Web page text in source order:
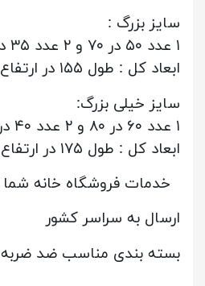
سایز بزرگ :
۱ عدد ۵۰ در ۷۰ و ۲ عدد ۳۵ در ۵۰
ابعاد کل : طول ۱۵۵ در ارتفاع ۵۳ سانت
سایز خیلی بزرگ:
۱ عدد ۶۰ در ۸۰ و ۲ عدد ۴۰ در ۶۰
ابعاد کل : طول ۱۷۵ در ارتفاع ۶۳ سانت
خدمات فروشگاه خانه شما
ارسال به سراسر کشور
بسته بندی مناسب ضد ضربه